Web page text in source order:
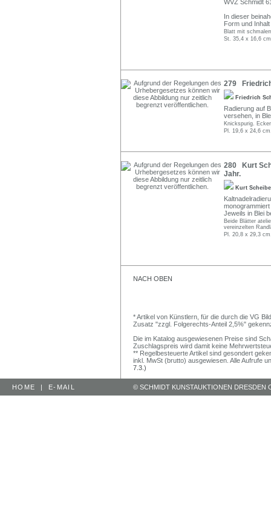
WVZ Schmidt
In dieser
Form und
Blatt mit
St. 35,4 x 16,6
279
Friedrich
Radierung auf
versehen, in
Knickspurig.
Pl. 19,6 x 24,6
280 Kurt
Jahr.
Kurt
Jeweils in Blei
Beide Blätter
vereinzelten
Pl. 20,8 x 29,3
NACH OBEN
* Artikel von Künstlern, für die durch die VG
Zusatz "zzgl. Folgerechts-Anteil 2,5%"
Die im Katalog ausgewiesenen Preise sind
Zuschlagspreis wird damit keine
** Regelbesteuerte Artikel sind gesondert
inkl. MwSt (brutto) ausgewiesen. Alle Aufrufe
7.3.)
HOME | E-MAIL © SCHMIDT KUNSTAUKTIONEN DRESDEN